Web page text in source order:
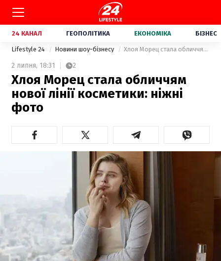
24 КАНАЛ ГЕОПОЛІТИКА ЕКОНОМІКА БІЗНЕС
Lifestyle 24 Новини шоу-бізнесу Хлоя Морец стала обличчям нової лінії косметики: ніжні фото
2 липня, 18:31 2
Хлоя Морец стала обличчям
нової лінії косметики: ніжні
фото